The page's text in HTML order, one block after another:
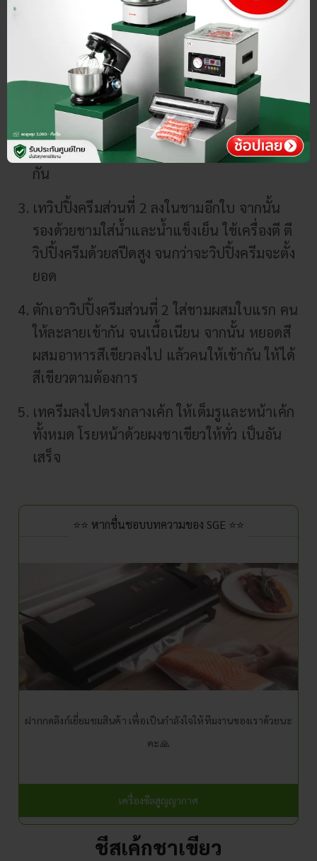
ผสมผงชาเขียวกับน้ำร้อน คนให้เข้ากัน
เทวิปปิ้งครีมส่วนที่ 1 ลงในชามผสม จากนั้น นำ
น้ำชาเขียวที่ผสมไว้มาเทผสม คนให้ละลายเข้า
กัน
เทวิปปิ้งครีมส่วนที่ 2 ลงในชามอีกใบ จากนั้น
รองด้วยชามใส่น้ำและน้ำแข็งเย็น ใช้เครื่องตี ตี
วิปปิ้งครีมด้วยสปีดสูง จนกว่าจะวิปปิ้งครีมจะตั้ง
ยอด
ตักเอาวิปปิ้งครีมส่วนที่ 2 ใส่ชามผสมใบแรก คน
ให้ละลายเข้ากัน จนเนื้อเนียน จากนั้น หยอดสี
ผสมอาหารสีเขียวลงไป แล้วคนให้เข้ากัน ให้ได้
สีเขียวตามต้องการ
เทครีมลงไปตรงกลางเค้ก ให้เต็มรูและหน้าเค้ก
ทั้งหมด โรยหน้าด้วยผงชาเขียวให้ทั่ว เป็นอัน
เสร็จ
⭐⭐ หากชื่นชอบบทความของ SGE ⭐⭐
ฝากกดลิงก์เยี่ยมชมสินค้า เพื่อเป็นกำลังใจให้ทีมงานของเราด้วยนะ
คะ🙏
เครื่องซีลสูญญากาศ
ชีสเค้กชาเขียว